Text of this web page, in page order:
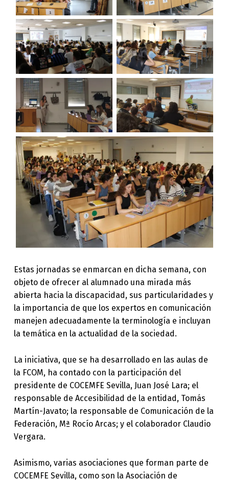
Estas jornadas se enmarcan en dicha semana, con
objeto de ofrecer al alumnado una mirada más
abierta hacia la discapacidad, sus particularidades y
la importancia de que los expertos en comunicación
manejen adecuadamente la terminología e incluyan
la temática en la actualidad de la sociedad.
La iniciativa, que se ha desarrollado en las aulas de
la FCOM, ha contado con la participación del
presidente de COCEMFE Sevilla, Juan José Lara; el
responsable de Accesibilidad de la entidad, Tomás
Martín-Javato; la responsable de Comunicación de la
Federación, Mª Rocío Arcas; y el colaborador Claudio
Vergara.
Asimismo, varias asociaciones que forman parte de
COCEMFE Sevilla, como son la Asociación de